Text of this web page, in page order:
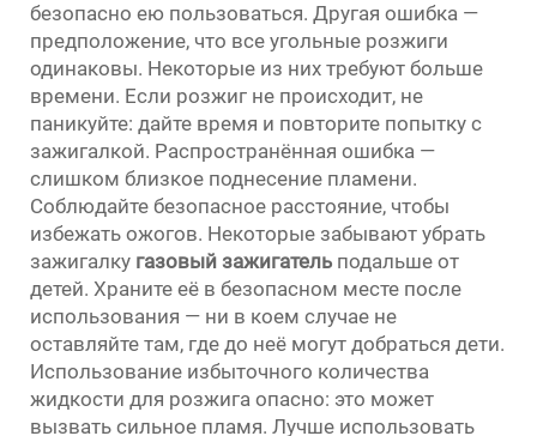
безопасно ею пользоваться. Другая ошибка —
предположение, что все угольные розжиги
одинаковы. Некоторые из них требуют больше
времени. Если розжиг не происходит, не
паникуйте: дайте время и повторите попытку с
зажигалкой. Распространённая ошибка —
слишком близкое поднесение пламени.
Соблюдайте безопасное расстояние, чтобы
избежать ожогов. Некоторые забывают убрать
зажигалку газовый зажигатель подальше от
детей. Храните её в безопасном месте после
использования — ни в коем случае не
оставляйте там, где до неё могут добраться дети.
Использование избыточного количества
жидкости для розжига опасно: это может
вызвать сильное пламя. Лучше использовать